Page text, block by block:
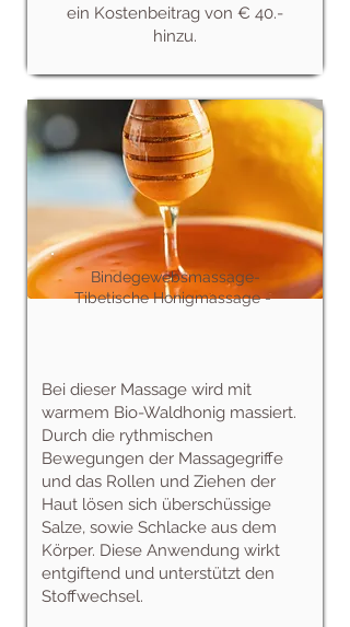
ein Kostenbeitrag von € 40.-
hinzu.
Bindegewebsmassage-
Tibetische Honigmassage -
Bei dieser Massage wird mit
warmem Bio-Waldhonig massiert.
Durch die rythmischen
Bewegungen der Massagegriffe
und das Rollen und Ziehen der
Haut lösen sich überschüssige
Salze, sowie Schlacke aus dem
Körper. Diese Anwendung wirkt
entgiftend und unterstützt den
Stoffwechsel.